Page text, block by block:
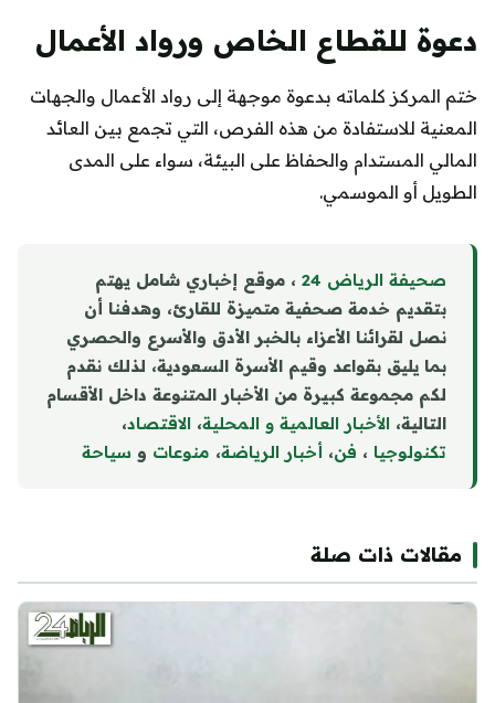
دعوة للقطاع الخاص ورواد الأعمال
ختم المركز كلماته بدعوة موجهة إلى رواد الأعمال والجهات
المعنية للاستفادة من هذه الفرص، التي تجمع بين العائد
المالي المستدام والحفاظ على البيئة، سواء على المدى
الطويل أو الموسمي.
صحيفة الرياض 24
، موقع إخباري شامل يهتم
بتقديم خدمة صحفية متميزة للقارئ، وهدفنا أن
نصل لقرائنا الأعزاء بالخبر الأدق والأسرع والحصري
بما يليق بقواعد وقيم الأسرة السعودية، لذلك نقدم
لكم مجموعة كبيرة من الأخبار المتنوعة داخل الأقسام
التالية، الأخبار العالمية و المحلية، الاقتصاد،
تكنولوجيا ، فن، أخبار الرياضة، منوعات و سياحة
مقالات ذات صلة